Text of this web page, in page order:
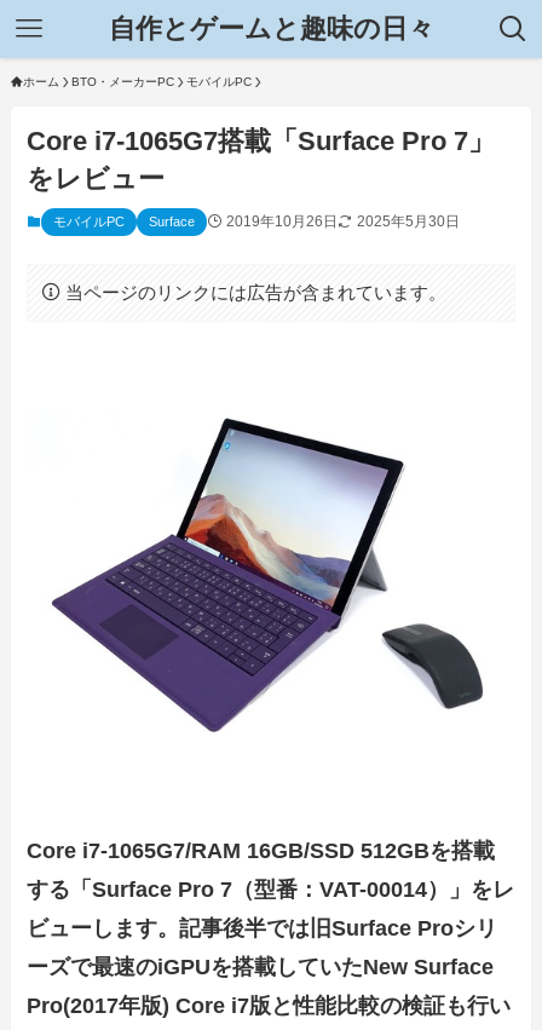
自作とゲームと趣味の日々
ホーム BTO・メーカーPC モバイルPC
Core i7-1065G7搭載「Surface Pro 7」
をレビュー
モバイルPC Surface 2019年10月26日 2025年5月30日
当ページのリンクには広告が含まれています。
Core i7-1065G7/RAM 16GB/SSD 512GBを搭載
する「Surface Pro 7（型番：VAT-00014）」をレ
ビューします。記事後半では旧Surface Proシリ
ーズで最速のiGPUを搭載していたNew Surface
Pro(2017年版) Core i7版と性能比較の検証も行い